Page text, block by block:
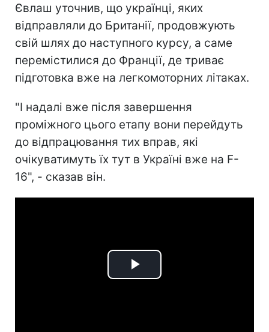
Євлаш уточнив, що українці, яких
відправляли до Британії, продовжують
свій шлях до наступного курсу, а саме
перемістилися до Франції, де триває
підготовка вже на легкомоторних літаках.
"І надалі вже після завершення
проміжного цього етапу вони перейдуть
до відпрацювання тих вправ, які
очікуватимуть їх тут в Україні вже на F-
16", - сказав він.
Play